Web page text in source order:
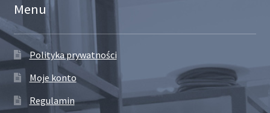
Menu
Polityka prywatności
Moje konto
Regulamin